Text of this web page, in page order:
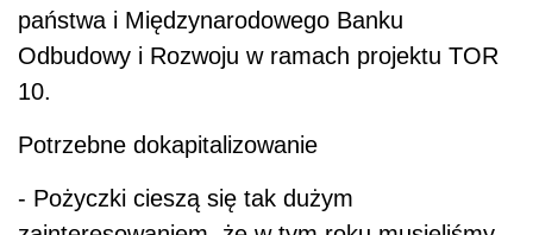
państwa i Międzynarodowego Banku
Odbudowy i Rozwoju w ramach projektu TOR
10.
Potrzebne dokapitalizowanie
- Pożyczki cieszą się tak dużym